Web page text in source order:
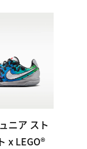
ニア スト
x LEGO®